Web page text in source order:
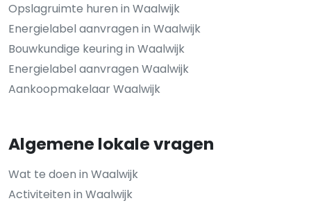
Opslagruimte huren in Waalwijk
Energielabel aanvragen in Waalwijk
Bouwkundige keuring in Waalwijk
Energielabel aanvragen Waalwijk
Aankoopmakelaar Waalwijk
Algemene lokale vragen
Wat te doen in Waalwijk
Activiteiten in Waalwijk